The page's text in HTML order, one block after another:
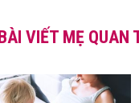
BÀI VIẾT MẸ QUAN